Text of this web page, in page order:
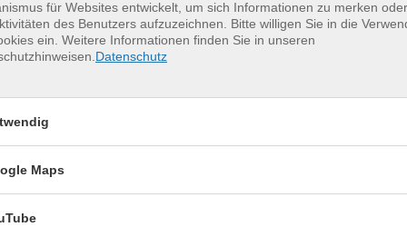
13:30 — 15:00 Uhr
13:30 — 15:00 Uhr
Englisch
für Websites entwickelt, um sich Informationen zu merken
des Benutzers aufzuzeichnen. Bitte willigen Sie in die
ein. Weitere Informationen finden Sie in unseren
Datenschutz
Maps